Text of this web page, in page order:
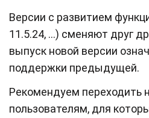
Версии c развитием
11.5.24, …) сменяют друг
выпуск новой версии
поддержки предыдущей.
Рекомендуем переходить
пользователям, для